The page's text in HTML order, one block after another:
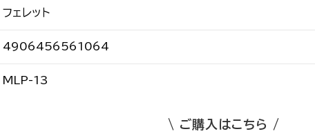
フェレット
4906456561064
MLP-13
\ ご購入はこちら /